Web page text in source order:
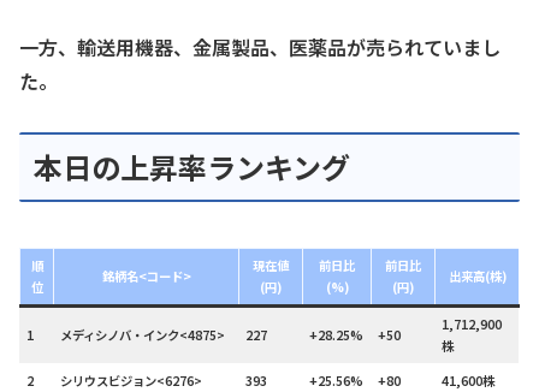
一方、輸送用機器、金属製品、医薬品が売られていまし
た。
本日の上昇率ランキング
順
位
銘柄名<コード>
現在値
(円)
前日比
(%)
前日比
(円)
出来高(株)
1 メディシノバ・インク<4875> 227 +28.25% +50
1,712,900
株
2
シリウスビジョン<6276> 393 +25.56% +80
41,600株